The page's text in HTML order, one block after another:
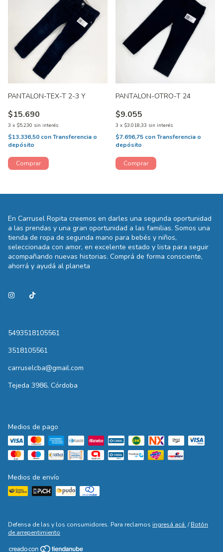
PANTALON-TEX-T 2-3 Y
$15.690
3 x $5.230 sin interés
$13.336,50 conTransferencia o
depósito
PANTALON-OTRO-T 24
$9.055
3 x $3.018,33 sin interés
$7.696,75 conTransferencia o
depósito
En Carrusel Ropita creemos en darles una segunda oportunidad
a las prendas y una gran oportunidad a las familias. Somos una
tienda de ropa de segunda mano para bebés y niños,
seleccionada con amor, en excelente estado y lista para seguir
acompañando nuevas historias. Comprá de forma consciente,
ahorrá y ayudá al planeta
5493518105561
3518105561
carruselcba@gmail.com
Tejeda 3986, Córdoba
Medios de pago
Medios de envío
Defensa de las y los consumidores. Para reclamos ingresá acá. / Botón
de arrepentimiento